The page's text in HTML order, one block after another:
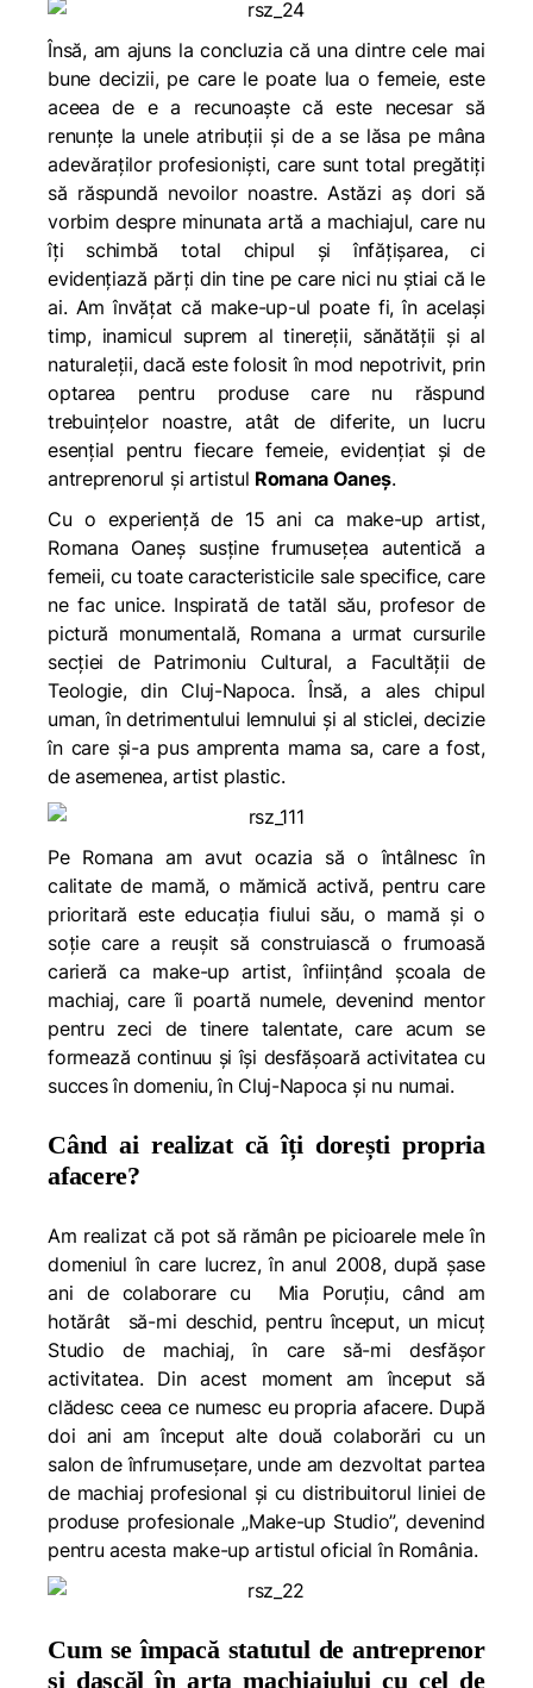
Însă, am ajuns la concluzia că una dintre cele mai
bune decizii, pe care le poate lua o femeie, este
aceea de e a recunoaște că este necesar să
renunțe la unele atribuții și de a se lăsa pe mâna
adevăraților profesioniști, care sunt total pregătiți
să răspundă nevoilor noastre. Astăzi aș dori să
vorbim despre minunata artă a machiajul, care nu
îți schimbă total chipul și înfățișarea, ci
evidențiază părți din tine pe care nici nu știai că le
ai. Am învățat că make-up-ul poate fi, în același
timp, inamicul suprem al tinereții, sănătății și al
naturaleții, dacă este folosit în mod nepotrivit, prin
optarea pentru produse care nu răspund
trebuințelor noastre, atât de diferite, un lucru
esențial pentru fiecare femeie, evidențiat și de
antreprenorul și artistul Romana Oaneș.
Cu o experiență de 15 ani ca make-up artist,
Romana Oaneș susține frumusețea autentică a
femeii, cu toate caracteristicile sale specifice, care
ne fac unice. Inspirată de tatăl său, profesor de
pictură monumentală, Romana a urmat cursurile
secției de Patrimoniu Cultural, a Facultății de
Teologie, din Cluj-Napoca. Însă, a ales chipul
uman, în detrimentului lemnului și al sticlei, decizie
în care și-a pus amprenta mama sa, care a fost,
de asemenea, artist plastic.
Pe Romana am avut ocazia să o întâlnesc în
calitate de mamă, o mămică activă, pentru care
prioritară este educația fiului său, o mamă și o
soție care a reușit să construiască o frumoasă
carieră ca make-up artist, înființând școala de
machiaj, care îi poartă numele, devenind mentor
pentru zeci de tinere talentate, care acum se
formează continuu și își desfășoară activitatea cu
succes în domeniu, în Cluj-Napoca și nu numai.
Când ai realizat că îți dorești propria
afacere?
Am realizat că pot să rămân pe picioarele mele în
domeniul în care lucrez, în anul 2008, după șase
ani de colaborare cu Mia Poruțiu, când am
hotărât să-mi deschid, pentru început, un micuț
Studio de machiaj, în care să-mi desfășor
activitatea. Din acest moment am început să
clădesc ceea ce numesc eu propria afacere. După
doi ani am început alte două colaborări cu un
salon de înfrumusețare, unde am dezvoltat partea
de machiaj profesional și cu distribuitorul liniei de
produse profesionale „Make-up Studio”, devenind
pentru acesta make-up artistul oficial în România.
Cum se împacă statutul de antreprenor
și dascăl în arta machiajului cu cel de